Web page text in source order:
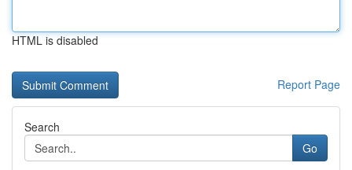
HTML is disabled
Report Page
Search
Go